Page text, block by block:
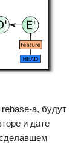
а, будут
и дате
сделавшем